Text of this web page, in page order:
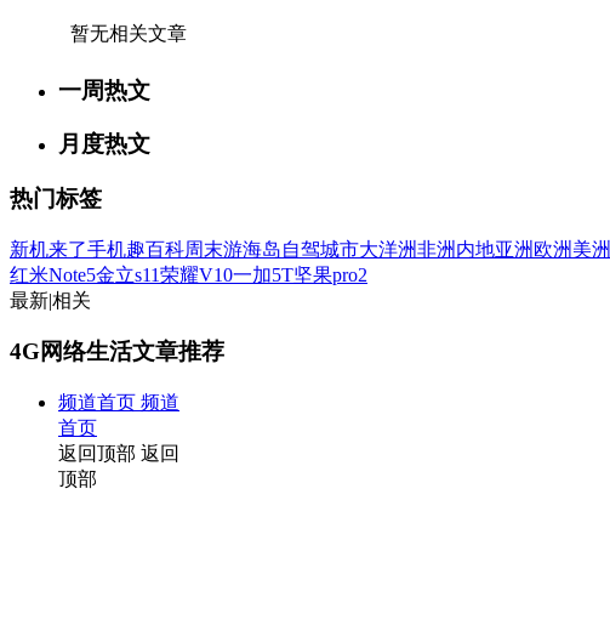
暂无相关文章
一周热文
月度热文
热门标签
新机来了手机趣百科周末游海岛自驾城市大洋洲非洲 内地亚洲 欧洲 美洲
红米Note5金立s11荣耀V10一加5T坚果pro2
最新|相关
4G网络生活文章推荐
频道首页 频道
首页
返回顶部 返回
顶部